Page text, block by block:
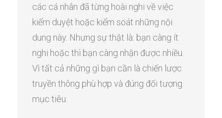
các cá nhân đã từng hoài nghi về việc
kiểm duyệt hoặc kiểm soát những nội
dung này. Nhưng sự thật là: bạn càng ít
nghi hoặc thì bạn càng nhận được nhiều.
Vì tất cả những gì bạn cần là chiến lược
truyền thông phù hợp và đúng đối tượng
mục tiêu.